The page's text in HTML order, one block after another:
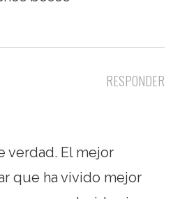
RESPONDER
verdad. El mejor
que ha vivido mejor